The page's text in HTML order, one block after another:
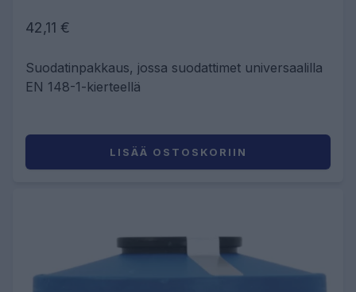
42,11 €
Suodatinpakkaus, jossa suodattimet universaalilla
EN 148-1-kierteellä
LISÄÄ OSTOSKORIIN